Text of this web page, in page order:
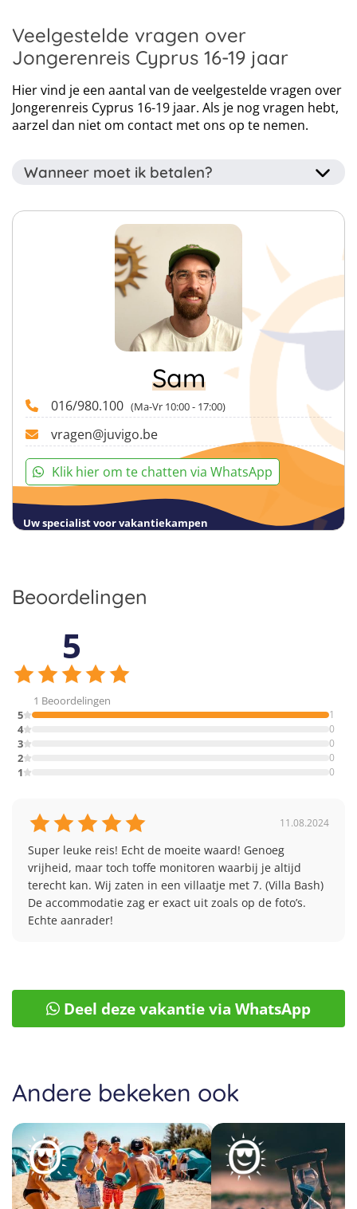
Voorkeursluchthaven Brussels-Zaventem (BRU),
Voorkeursluchthaven Charleroi (CRL), Voorkeursluchthaven
Eindhoven (EIN)
Veelgestelde vragen over
Jongerenreis Cyprus 16-19 jaar
Hier vind je een aantal van de veelgestelde vragen over
Jongerenreis Cyprus 16-19 jaar. Als je nog vragen hebt,
aarzel dan niet om contact met ons op te nemen.
Sam
016/980.100 (Ma-Vr 10:00 - 17:00)
vragen@juvigo.be
Klik hier om te chatten via WhatsApp
Uw specialist voor vakantiekampen
Wanneer moet ik betalen?
Het voorschot van 40% van het totaalbedrag dient
binnen drie dagen betaald te worden na het
reserveren van je reis. Je kan je voorschot betalen via je
online account dat je krijgt nadat wij jouw boeking
verwerkt hebben.
Het overige bedrag van 60% van het totaalbedrag
vragen we uiterlijk 56 dagen (8 weken) voor afreis te
Beoordelingen
5
1 Beoordelingen
5
1
4 0
3 0
2 0
1 0
11.08.2024
Super leuke reis! Echt de moeite waard! Genoeg
vrijheid, maar toch toffe monitoren waarbij je altijd
terecht kan. Wij zaten in een villaatje met 7. (Villa Bash)
De accommodatie zag er exact uit zoals op de foto’s.
Echte aanrader!
Deel deze vakantie via WhatsApp
Andere bekeken ook